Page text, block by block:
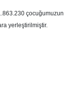
çocuğumuzun
yerleştirilmiştir.